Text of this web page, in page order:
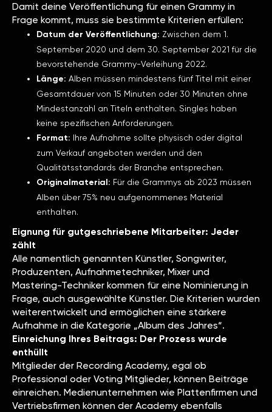
Damit deine Veröffentlichung für einen Grammy in
Frage kommt, muss sie bestimmte Kriterien erfüllen:
Datum der Veröffentlichung: Zwischen dem 1.
September 2020 und dem 30. September 2021 für die
bevorstehende Grammy-Verleihung 2022.
Länge: Alben müssen mindestens fünf Titel mit einer
Gesamtdauer von 15 Minuten oder 30 Minuten ohne
Mindestanzahl an Titeln enthalten. Singles haben
keine spezifischen Anforderungen.
Format: Ihre Aufnahme sollte physisch oder digital
zum Verkauf angeboten werden und den
Qualitätsstandards der Branche entsprechen.
Originalmaterial: Für die Grammys ab 2023 müssen
Alben über 75% neu aufgenommenes Material
enthalten.
Eignung für gutgeschriebene Mitarbeiter: Jeder
zählt
Alle namentlich genannten Künstler, Songwriter,
Produzenten, Aufnahmetechniker, Mixer und
Mastering-Techniker kommen für eine Nominierung in
Frage, auch ausgewählte Künstler. Die Kriterien wurden
weiterentwickelt und ermöglichen eine stärkere
Aufnahme in die Kategorie „Album des Jahres“.
Einreichung Ihres Beitrags: Der Prozess wurde
enthüllt
Mitglieder der Recording Academy, egal ob
Professional oder Voting Mitglieder, können Beiträge
einreichen. Medienunternehmen wie Plattenfirmen und
Vertriebsfirmen können der Academy ebenfalls